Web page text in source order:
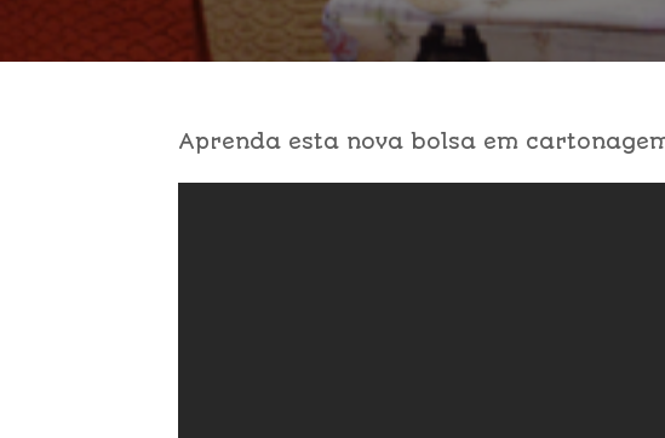
Aprenda esta nova bolsa em